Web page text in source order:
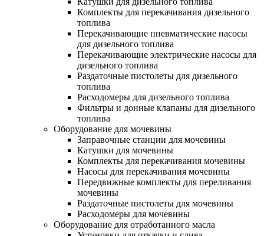
Комплекты для перекачивания дизельного
топлива
Перекачивающие пневматические насосы
для дизельного топлива
Перекачивающие электрические насосы для
дизельного топлива
Раздаточные пистолеты для дизельного
топлива
Расходомеры для дизельного топлива
Фильтры и донные клапаны для дизельного
топлива
Оборудование для мочевины
Заправочные станции для мочевины
Катушки для мочевины
Комплекты для перекачивания мочевины
Насосы для перекачивания мочевины
Передвижные комплекты для переливания
мочевины
Раздаточные пистолеты для мочевины
Расходомеры для мочевины
Оборудование для отработанного масла